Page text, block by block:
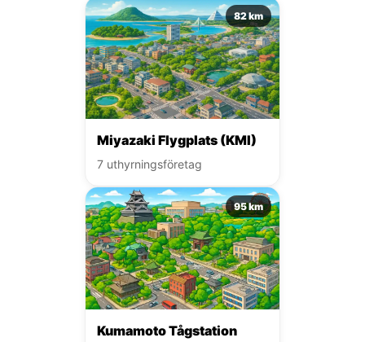
82 km
Miyazaki Flygplats (KMI)
7 uthyrningsföretag
95 km
Kumamoto Tågstation